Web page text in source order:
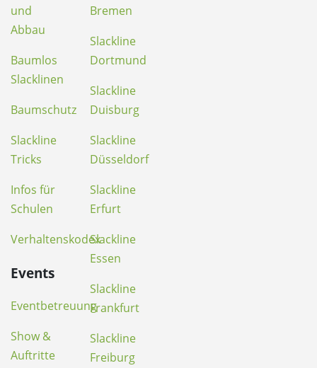
und
Abbau
Baumlos
Slacklinen
Baumschutz
Slackline
Tricks
Infos für
Schulen
Verhaltenskodex
Events
Eventbetreuung
Show &
Auftritte
Bremen
Slackline
Dortmund
Slackline
Duisburg
Slackline
Düsseldorf
Slackline
Erfurt
Slackline
Essen
Slackline
Frankfurt
Slackline
Freiburg